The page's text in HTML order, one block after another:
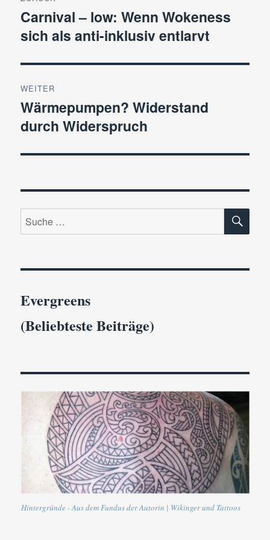
Vorheriger
Beitrag:
Carnival – low: Wenn Wokeness
sich als anti-inklusiv entlarvt
WEITER
Nächster
Beitrag:
Wärmepumpen? Widerstand
durch Widerspruch
Suche
nach:
Evergreens
(Beliebteste Beiträge)
Hintergründe - Aus dem Fundus der Autorin | Wikinger und Tattoos